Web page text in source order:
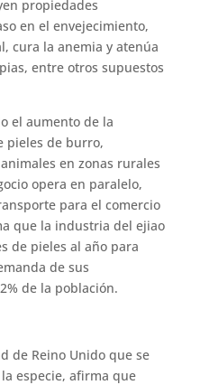
propiedades
en el envejecimiento,
cura la anemia y atenúa
entre otros supuestos
el aumento de la
pieles de burro,
en zonas rurales
opera en paralelo,
para el comercio
que la industria del ejiao
de pieles al año para
de sus
de la población.
de Reino Unido que se
especie, afirma que